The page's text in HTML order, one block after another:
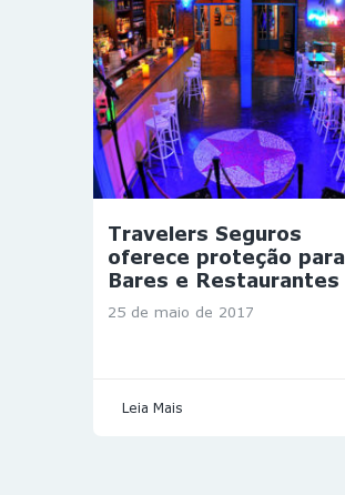
Travelers Seguros
oferece proteção para
Bares e Restaurantes
25 de maio de 2017
Leia Mais